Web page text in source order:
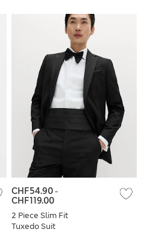
2 Piece Slim Fit
Tuxedo Suit
CHF54.90-
CHF119.00